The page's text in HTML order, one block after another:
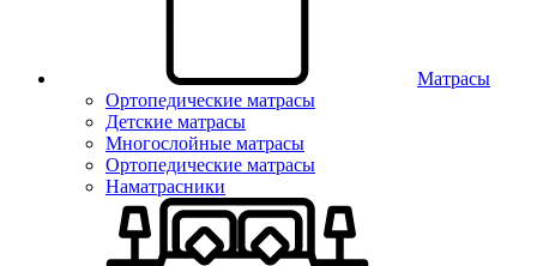
Матрасы
Ортопедические матрасы
Детские матрасы
Многослойные матрасы
Ортопедические матрасы
Наматрасники